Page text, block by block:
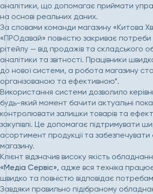
аналітики, що допомагає приймати
на основі реальних даних.
За словами команди магазину «Китова
«ПРОдавай» повністю закриває потреби
рітейлу — від продажів та складського
аналітики та звітності. Працівники
до нової системи, а робота магазину
організованою та ефективною”.
Використання системи дозволило
будь-який момент бачити актуальні
контролювати залишки товарів та
закупівлі. Це допомагає підтримувати
асортимент продукції та забезпечувати
магазину.
Клієнт відзначив високу якість
«Медіа Сервіс», адже вся техніка
швидко та повністю відповідає
Завдяки правильно підібраному